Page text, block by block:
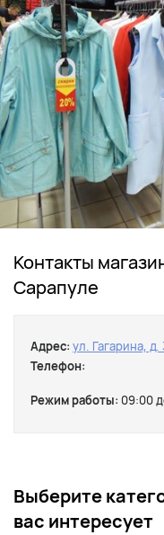
Контакты
Сарапуле
Адрес: ул. Гагарина, д.
Телефон:
Режим работы: 09:00
Выберите
вас интересует